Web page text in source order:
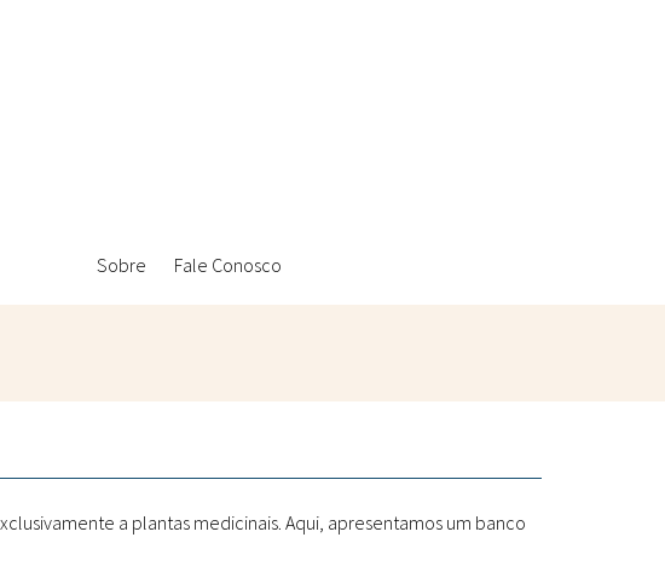
Sobre Fale Conosco
Sanitárias
Políticas
Metodologias
a plantas medicinais. Aqui, apresentamos um banco